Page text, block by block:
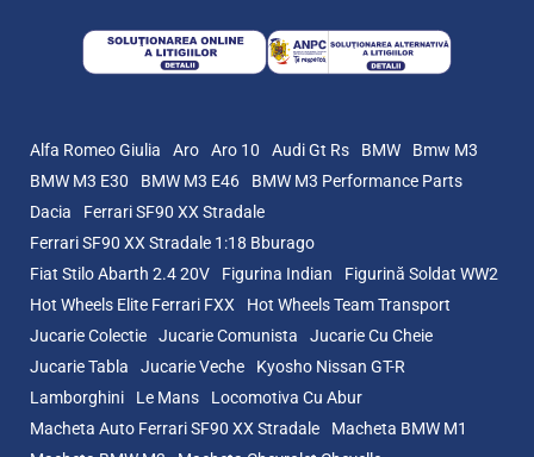
Alfa Romeo Giulia Aro Aro 10 Audi Gt Rs BMW
Bmw M3
BMW M3 E30
BMW M3 E46
BMW M3 Performance Parts
Dacia
Ferrari SF90 XX Stradale
Ferrari SF90 XX Stradale 1:18 Bburago
Fiat Stilo Abarth 2.4 20V
Figurina Indian
Figurină Soldat WW2
Hot Wheels Elite Ferrari FXX
Hot Wheels Team Transport
Jucarie Colectie
Jucarie Comunista
Jucarie Cu Cheie
Jucarie Tabla
Jucarie Veche
Kyosho Nissan GT-R
Lamborghini
Le Mans
Locomotiva Cu Abur
Macheta Auto Ferrari SF90 XX Stradale
Macheta BMW M1